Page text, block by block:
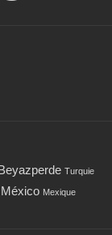
Turquie
Mexique